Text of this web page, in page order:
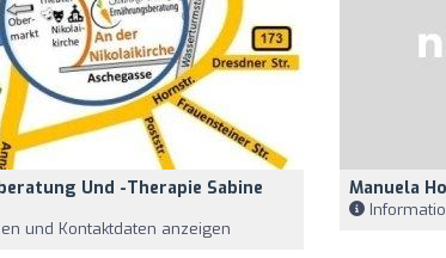
Und -therapie Sabine
und Kontaktdaten anzeigen
Manuela